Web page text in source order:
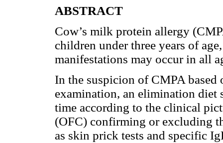
ABSTRACT
Cow’s milk protein allergy
children under three years of
manifestations may occur in all
In the suspicion of CMPA based
examination, an elimination
time according to the clinical
(OFC) confirming or excluding
as skin prick tests and specific